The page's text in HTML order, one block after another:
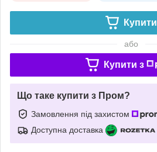
Купити
або
Купити з
Що таке купити з Пром?
Замовлення під захистом
Доступна доставка